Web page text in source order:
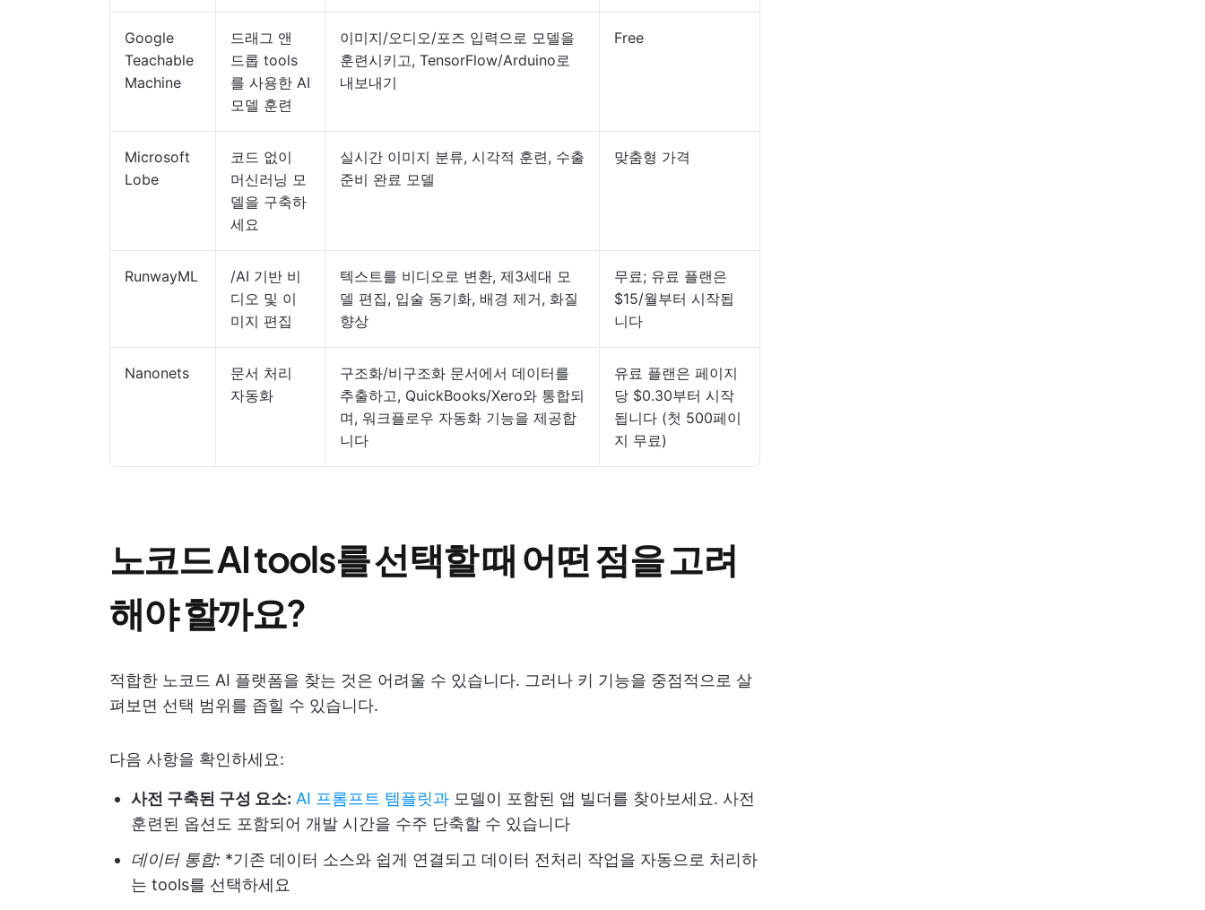
Google
Teachable
Machine
드래그 앤
드롭 tools
를 사용한 AI
모델 훈련
이미지/오디오/포즈 입력으로 모델을
훈련시키고, TensorFlow/Arduino로
내보내기
Free
Microsoft
Lobe
코드 없이
머신러닝 모
델을 구축하
세요
실시간 이미지 분류, 시각적 훈련, 수출
준비 완료 모델
맞춤형 가격
RunwayML
/AI 기반 비
디오 및 이
미지 편집
텍스트를 비디오로 변환, 제3세대 모
델 편집, 입술 동기화, 배경 제거, 화질
향상
무료; 유료 플랜은
$15/월부터 시작됩
니다
Nanonets
문서 처리
자동화
구조화/비구조화 문서에서 데이터를
추출하고, QuickBooks/Xero와 통합되
며, 워크플로우 자동화 기능을 제공합
니다
유료 플랜은 페이지
당 $0.30부터 시작
됩니다 (첫 500페이
지 무료)
노코드 AI tools를 선택할 때 어떤 점을 고려
해야 할까요?
적합한 노코드 AI 플랫폼을 찾는 것은 어려울 수 있습니다. 그러나 키 기능을 중점적으로 살
펴보면 선택 범위를 좁힐 수 있습니다.
다음 사항을 확인하세요:
사전 구축된 구성 요소: AI 프롬프트 템플릿과 모델이 포함된 앱 빌더를 찾아보세요. 사전
훈련된 옵션도 포함되어 개발 시간을 수주 단축할 수 있습니다
데이터 통합: *기존 데이터 소스와 쉽게 연결되고 데이터 전처리 작업을 자동으로 처리하
는 tools를 선택하세요